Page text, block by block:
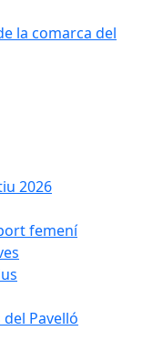
la comarca del
2026
femení
Pavelló